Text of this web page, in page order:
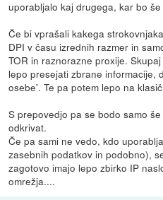
uporabljalo kaj drugega, kar bo
Če bi vprašali kakega
DPI v času izrednih razmer in
TOR in raznorazne proxije.
lepo presejati zbrane informacije,
osebe'. Te pa potem lepo na
S prepovedjo pa se bodo samo
odkrivat.
Če pa sami ne vedo, kdo
zasebnih podatkov in podobno),
zagotovo imajo lepo zbirko IP
omrežja....